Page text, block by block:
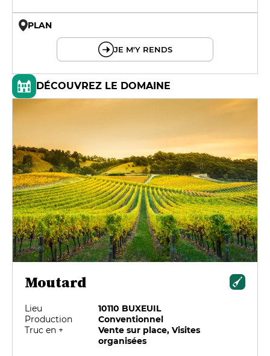
PLAN
JE M'Y RENDS
DÉCOUVREZ LE DOMAINE
Moutard
Lieu
10110 BUXEUIL
Production
Conventionnel
Truc en +
Vente sur place, Visites
organisées